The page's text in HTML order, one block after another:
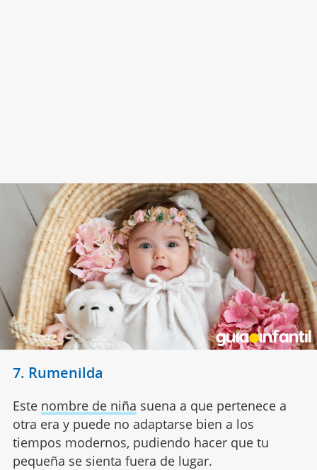
7. Rumenilda
Este nombre de niña suena a que pertenece a
otra era y puede no adaptarse bien a los
tiempos modernos, pudiendo hacer que tu
pequeña se sienta fuera de lugar.